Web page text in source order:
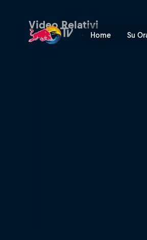
Home Su
Video Relativi